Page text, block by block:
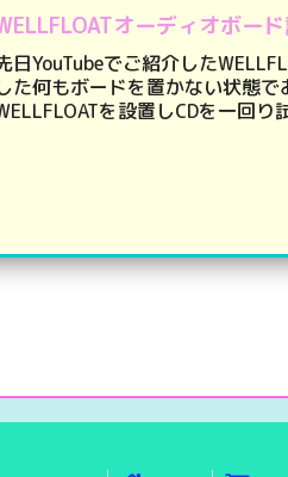
オーディオボー
日YouTubeでご紹介した
た何もボードを置かない状態
を設置しCDを一回り